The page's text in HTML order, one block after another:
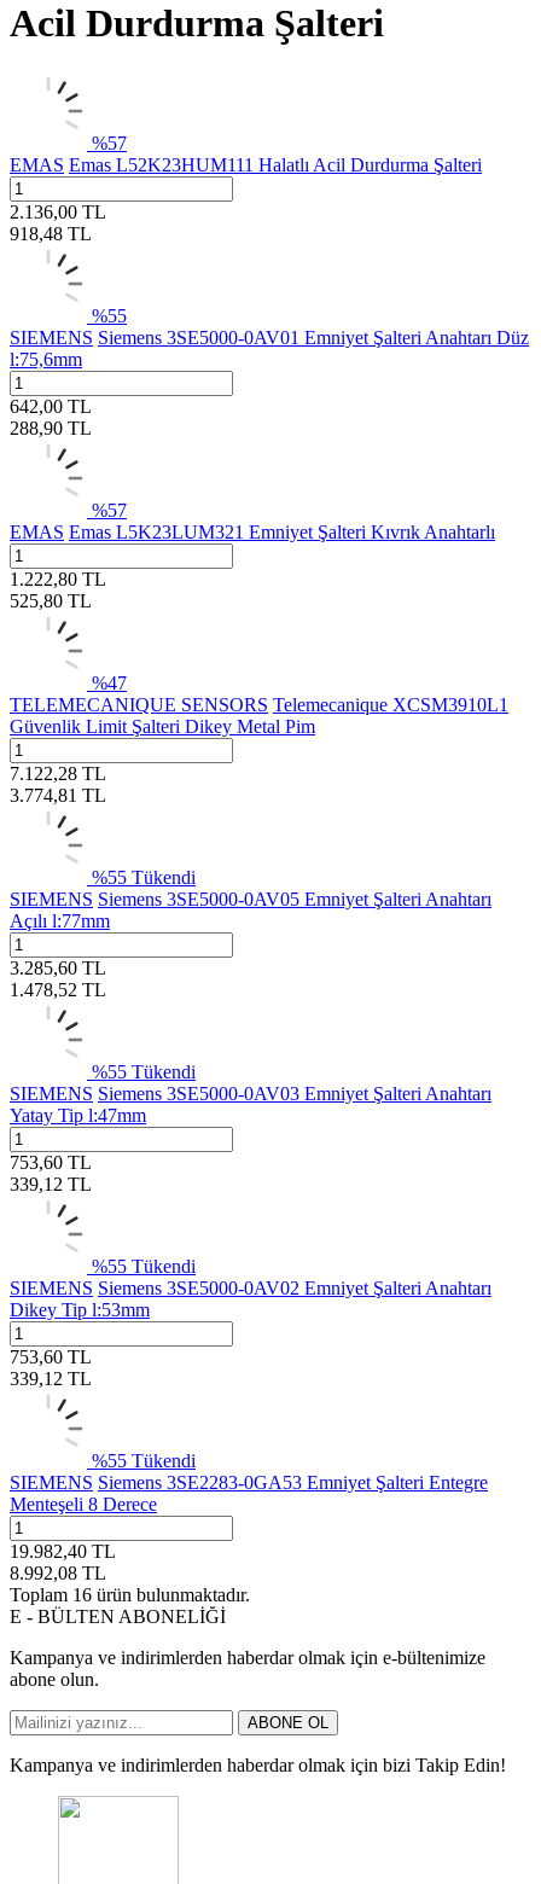
Acil Durdurma Şalteri
%57
EMAS Emas L52K23HUM111 Halatlı Acil Durdurma Şalteri
2.136,00 TL
918,48 TL
%55
SIEMENS Siemens 3SE5000-0AV01 Emniyet Şalteri Anahtarı Düz
l:75,6mm
642,00 TL
288,90 TL
%57
EMAS Emas L5K23LUM321 Emniyet Şalteri Kıvrık Anahtarlı
1.222,80 TL
525,80 TL
%47
TELEMECANIQUE SENSORS Telemecanique XCSM3910L1
Güvenlik Limit Şalteri Dikey Metal Pim
7.122,28 TL
3.774,81 TL
%55 Tükendi
SIEMENS Siemens 3SE5000-0AV05 Emniyet Şalteri Anahtarı
Açılı l:77mm
3.285,60 TL
1.478,52 TL
%55 Tükendi
SIEMENS Siemens 3SE5000-0AV03 Emniyet Şalteri Anahtarı
Yatay Tip l:47mm
753,60 TL
339,12 TL
%55 Tükendi
SIEMENS Siemens 3SE5000-0AV02 Emniyet Şalteri Anahtarı
Dikey Tip l:53mm
753,60 TL
339,12 TL
%55 Tükendi
SIEMENS Siemens 3SE2283-0GA53 Emniyet Şalteri Entegre
Menteşeli 8 Derece
19.982,40 TL
8.992,08 TL
Toplam 16 ürün bulunmaktadır.
E - BÜLTEN ABONELİĞİ
Kampanya ve indirimlerden haberdar olmak için e-bültenimize
abone olun.
ABONE OL
Kampanya ve indirimlerden haberdar olmak için bizi Takip Edin!